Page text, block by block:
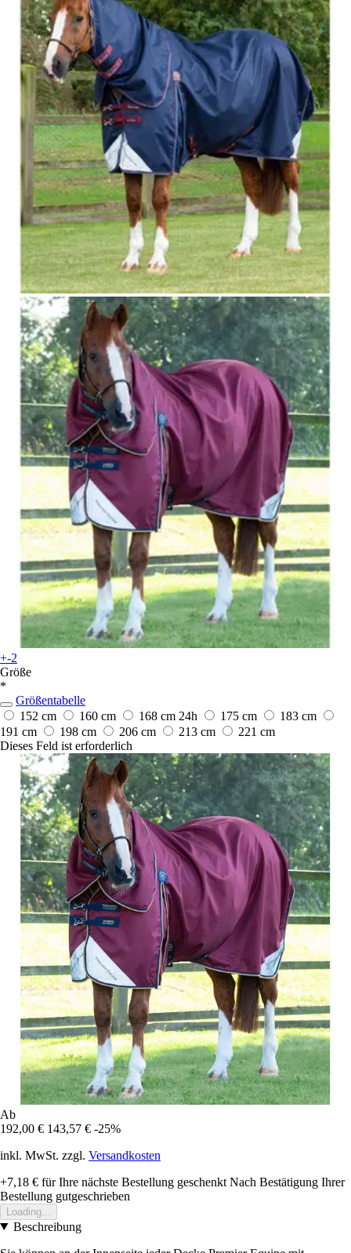
+-2
Größe
*
Größentabelle
152 cm
160 cm 168 cm 24h 175 cm
183 cm
191 cm
198 cm 206 cm 213 cm
221 cm
Dieses Feld ist erforderlich
Ab
192,00 € 143,57 € -25%
inkl. MwSt. zzgl. Versandkosten
+7,18 € für Ihre nächste Bestellung geschenkt Nach Bestätigung Ihrer
Bestellung gutgeschrieben
Loading...
Beschreibung